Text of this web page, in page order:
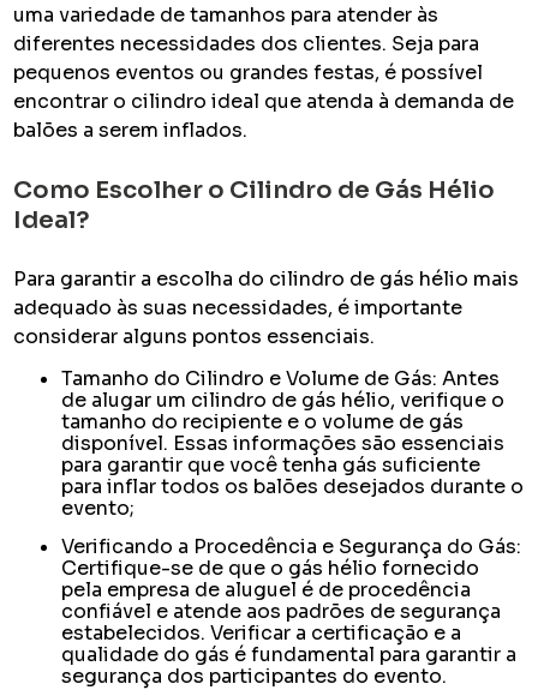
uma variedade de tamanhos para atender às
diferentes necessidades dos clientes. Seja para
pequenos eventos ou grandes festas, é possível
encontrar o cilindro ideal que atenda à demanda de
balões a serem inflados.
Como Escolher o Cilindro de Gás Hélio
Ideal?
Para garantir a escolha do cilindro de gás hélio mais
adequado às suas necessidades, é importante
considerar alguns pontos essenciais.
Tamanho do Cilindro e Volume de Gás: Antes
de alugar um cilindro de gás hélio, verifique o
tamanho do recipiente e o volume de gás
disponível. Essas informações são essenciais
para garantir que você tenha gás suficiente
para inflar todos os balões desejados durante o
evento;
Verificando a Procedência e Segurança do Gás:
Certifique-se de que o gás hélio fornecido
pela empresa de aluguel é de procedência
confiável e atende aos padrões de segurança
estabelecidos. Verificar a certificação e a
qualidade do gás é fundamental para garantir a
segurança dos participantes do evento.